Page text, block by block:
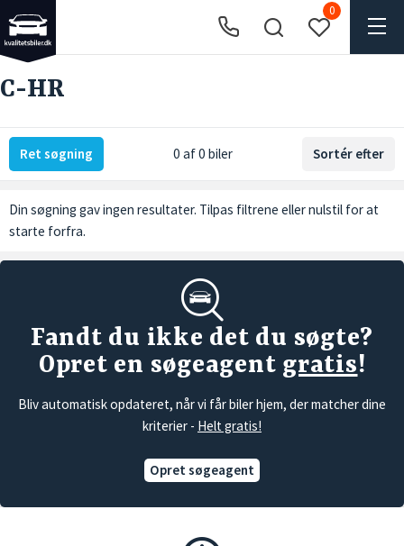
0
C-HR
Ret søgning 0 af 0 biler Sortér efter
Din søgning gav ingen resultater. Tilpas filtrene ellernulstil for at
starte forfra.
Fandt du ikke det du søgte?
Opret en søgeagent gratis!
Bliv automatisk opdateret, når vi får biler hjem, der matcher dine
kriterier - Helt gratis!
Opret søgeagent